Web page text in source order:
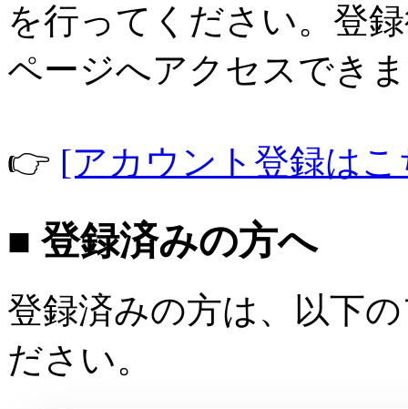
を行ってください。登
ページへアクセスでき
👉 [アカウント登録は
■ 登録済みの方へ
登録済みの方は、以下
ださい。